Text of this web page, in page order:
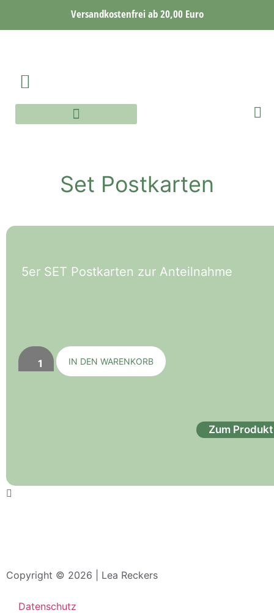
Versandkostenfrei ab 20,00 Euro
Set Postkarten
5er SET Postkarten zur Anteilnahme
IN DEN WARENKORB
Zum Produkt
Copyright © 2026 | Lea Reckers
Datenschutz